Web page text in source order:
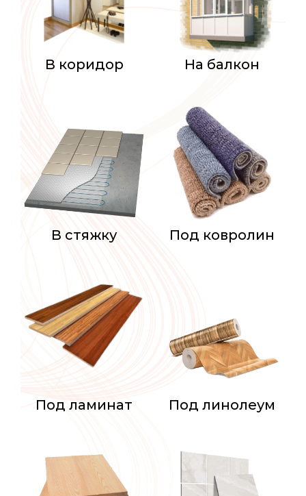
В коридор На балкон
В стяжку Под ковролин
Под ламинат Под линолеум